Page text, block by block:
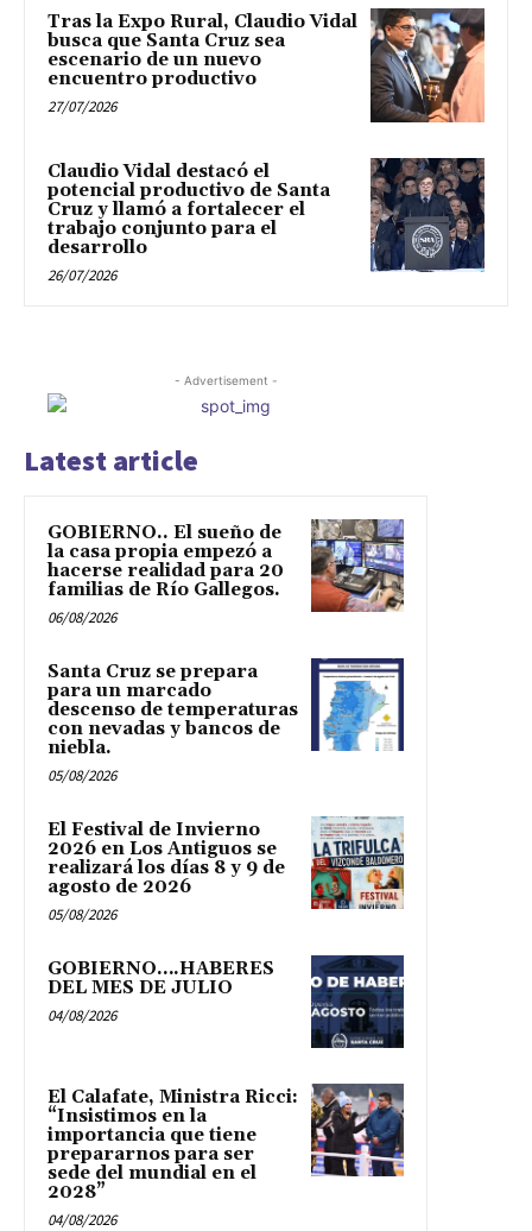
Tras la Expo Rural, Claudio Vidal
busca que Santa Cruz sea
escenario de un nuevo
encuentro productivo
27/07/2026
Claudio Vidal destacó el
potencial productivo de Santa
Cruz y llamó a fortalecer el
trabajo conjunto para el
desarrollo
26/07/2026
- Advertisement -
Latest article
GOBIERNO.. El sueño de
la casa propia empezó a
hacerse realidad para 20
familias de Río Gallegos.
06/08/2026
Santa Cruz se prepara
para un marcado
descenso de temperaturas
con nevadas y bancos de
niebla.
05/08/2026
El Festival de Invierno
2026 en Los Antiguos se
realizará los días 8 y 9 de
agosto de 2026
05/08/2026
GOBIERNO….HABERES
DEL MES DE JULIO
04/08/2026
El Calafate, Ministra Ricci:
“Insistimos en la
importancia que tiene
prepararnos para ser
sede del mundial en el
2028”
04/08/2026